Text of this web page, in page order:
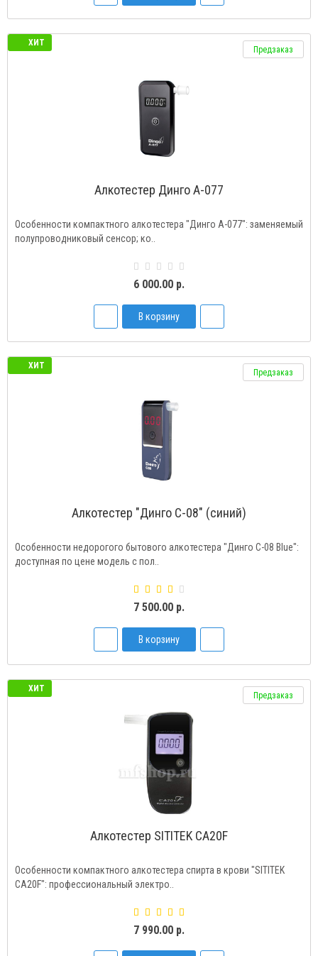
ХИТ
Предзаказ
Алкотестер Динго А-077
Особенности компактного алкотестера "Динго А-077": заменяемый
полупроводниковый сенсор; ко..
6 000.00 р.
В корзину
ХИТ
Предзаказ
Алкотестер "Динго C-08" (синий)
Особенности недорогого бытового алкотестера "Динго С-08 Blue":
доступная по цене модель с пол..
7 500.00 р.
В корзину
ХИТ
Предзаказ
Алкотестер SITITEK CA20F
Особенности компактного алкотестера спирта в крови "SITITEK
CA20F": профессиональный электро..
7 990.00 р.